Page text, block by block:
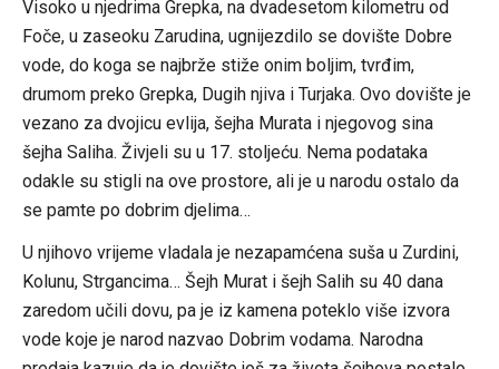
Visoko u njedrima Grepka, na dvadesetom kilometru od
Foče, u zaseoku Zarudina, ugnijezdilo se dovište Dobre
vode, do koga se najbrže stiže onim boljim, tvrđim,
drumom preko Grepka, Dugih njiva i Turjaka. Ovo dovište je
vezano za dvojicu evlija, šejha Murata i njegovog sina
šejha Saliha. Živjeli su u 17. stoljeću. Nema podataka
odakle su stigli na ove prostore, ali je u narodu ostalo da
se pamte po dobrim djelima…
U njihovo vrijeme vladala je nezapamćena suša u Zurdini,
Kolunu, Strgancima… Šejh Murat i šejh Salih su 40 dana
zaredom učili dovu, pa je iz kamena poteklo više izvora
vode koje je narod nazvao Dobrim vodama. Narodna